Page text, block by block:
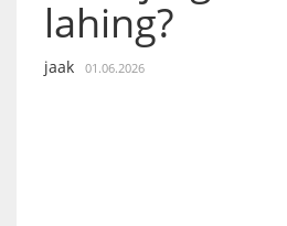
lahing?
jaak 01.06.2026